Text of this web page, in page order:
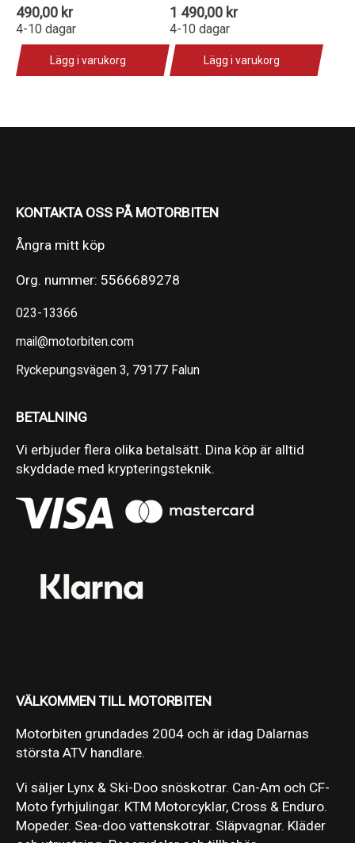
490,00 kr
4-10 dagar
Lägg i varukorg
1 490,00 kr
4-10 dagar
Lägg i varukorg
KONTAKTA OSS PÅ MOTORBITEN
Ångra mitt köp
Org. nummer: 5566689278
023-13366
mail@motorbiten.com
Ryckepungsvägen 3, 79177 Falun
BETALNING
Vi erbjuder flera olika betalsätt. Dina köp är alltid
skyddade med krypteringsteknik.
VÄLKOMMEN TILL MOTORBITEN
Motorbiten grundades 2004 och är idag Dalarnas
största ATV handlare.
Vi säljer Lynx & Ski-Doo snöskotrar. Can-Am och CF-
Moto fyrhjulingar. KTM Motorcyklar, Cross & Enduro.
Mopeder. Sea-doo vattenskotrar. Släpvagnar. Kläder